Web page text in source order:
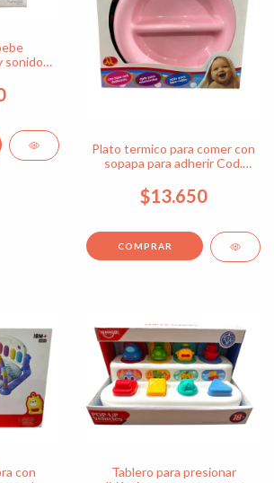
sonido
Plato termico para comer con
sopapa para adherir Cod.
$13.650
con
Tablero para presionar